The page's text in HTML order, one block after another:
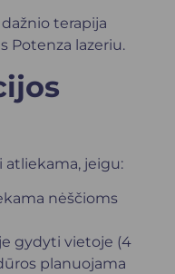
terapija
Potenza lazeriu.
atliekama, jeigu:
nėščioms
gydyti vietoje (4
planuojama